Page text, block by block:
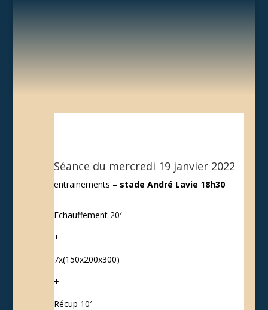
Séance du mercredi 19 janvier 2022
entrainements – stade André Lavie 18h30
Echauffement 20′
+
7x(150x200x300)
+
Récup 10′